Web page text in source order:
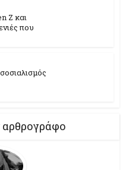
Z και
που
αρθρογράφο